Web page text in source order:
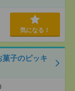
気になる！
菓子のピッキ